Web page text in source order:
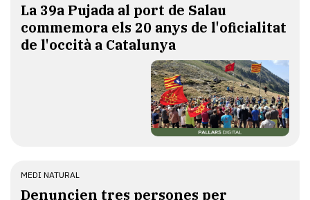
​La 39a Pujada al port de Salau
commemora els 20 anys de l'oficialitat
de l'occità a Catalunya
MEDI NATURAL
Denuncien tres persones per